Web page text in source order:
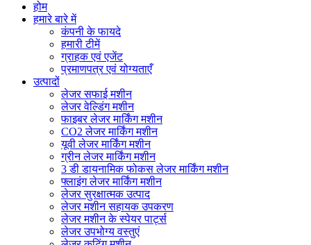
होम
हमारे बारे में
कंपनी के फायदे
हमारी टीमें
ग्राहक एवं एजेंट
प्रमाणपत्र एवं योग्यताएँ
उत्पादों
लेजर सफाई मशीन
लेजर वेल्डिंग मशीन
फाइबर लेजर मार्किंग मशीन
CO2 लेजर मार्किंग मशीन
यूवी लेजर मार्किंग मशीन
ग्रीन लेजर मार्किंग मशीन
3 डी डायनामिक फोकस लेजर मार्किंग मशीन
फ्लाइंग लेजर मार्किंग मशीन
लेजर सुरक्षात्मक उत्पाद
लेजर मशीन सहायक उपकरण
लेजर मशीन के स्पेयर पार्ट्स
लेजर उपभोग्य वस्तुएं